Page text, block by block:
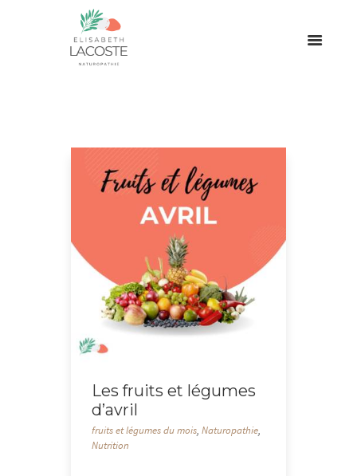
Les fruits et légumes
d’avril
fruits et légumes du mois,Naturopathie,
Nutrition